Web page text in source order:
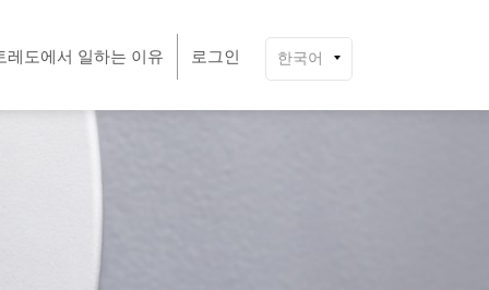
레도에서 일하는 이유 로그인 한국어